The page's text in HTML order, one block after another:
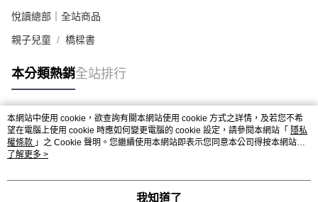
悅讀總部｜全站商品
親子兒童 橋樑書
本分類熱銷全站排行
熱門標籤
本網站中使用 cookie，欲查詢有關本網站使用 cookie 方式之詳情，及若您不希
望在電腦上使用 cookie 時應如何變更電腦的 cookie 設定，請參閱本網站「 隱私
權條款 」之 Cookie 聲明。您繼續使用本網站即表示您同意本公司得按本網站使
用條款之 Cookie 聲明使用 cookie。
了解更多 >
我知道了